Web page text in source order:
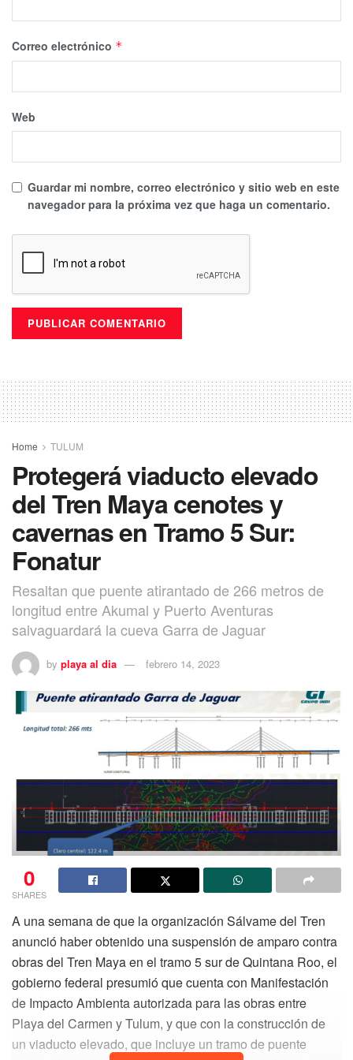
Correo electrónico *
Web
Guardar mi nombre, correo electrónico y sitio web en este
navegador para la próxima vez que haga un comentario.
Home TULUM
Protegerá viaducto elevado
del Tren Maya cenotes y
cavernas en Tramo 5 Sur:
Fonatur
Resaltan que puente atirantado de 266 metros de
longitud entre Akumal y Puerto Aventuras
salvaguardará la cueva Garra de Jaguar
by playa al dia febrero 14, 2023
0
SHARES
A una semana de que la organización Sálvame del Tren
anunció haber obtenido una suspensión de amparo contra
obras del Tren Maya en el tramo 5 sur de Quintana Roo, el
gobierno federal presumió que cuenta con Manifestación
de Impacto Ambienta autorizada para las obras entre
Playa del Carmen y Tulum, y que con la construcción de
un viaducto elevado, que incluye un tramo de puente